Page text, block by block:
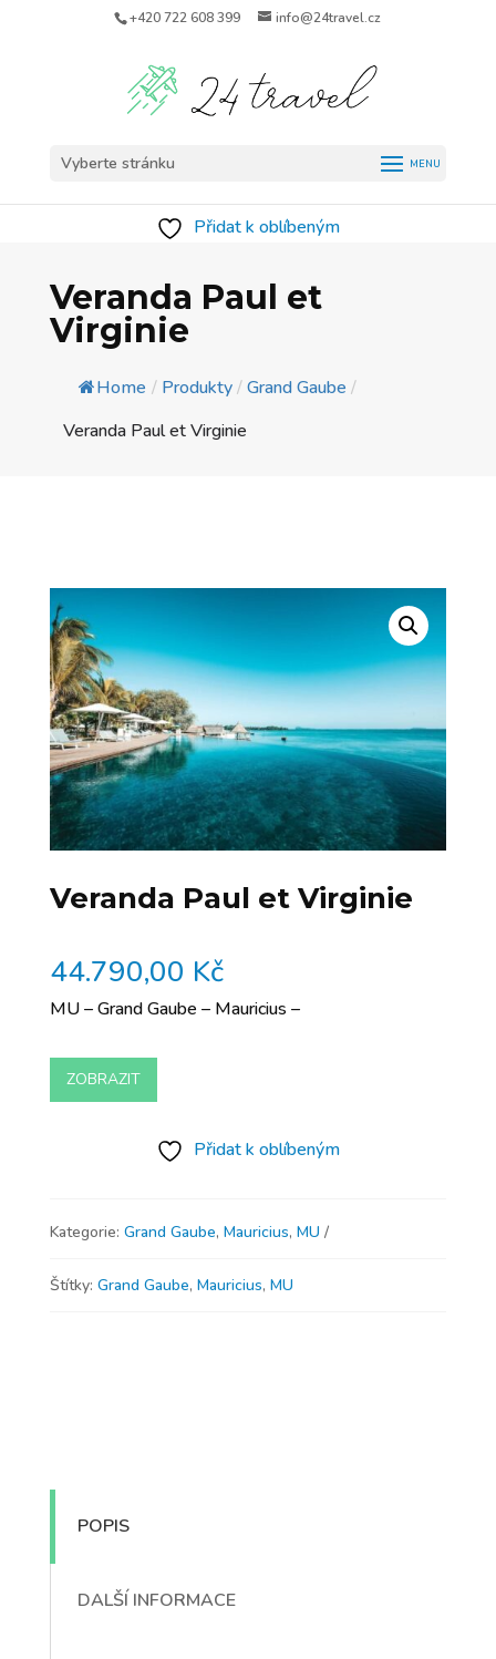
+420 722 608 399 info@24travel.cz
Vyberte stránku
Přidat k oblíbeným
Veranda Paul et
Virginie
Home / Produkty/Grand Gaube /
Veranda Paul et Virginie
Veranda Paul et Virginie
44.790,00 Kč
MU – Grand Gaube – Mauricius –
ZOBRAZIT
Přidat k oblíbeným
Kategorie: Grand Gaube, Mauricius, MU
Štítky: Grand Gaube, Mauricius, MU
POPIS
DALŠÍ INFORMACE